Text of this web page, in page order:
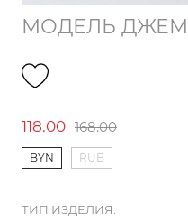
МОДЕЛЬ
118.00 168.00
BYN RUB
ТИП ИЗДЕЛИЯ: